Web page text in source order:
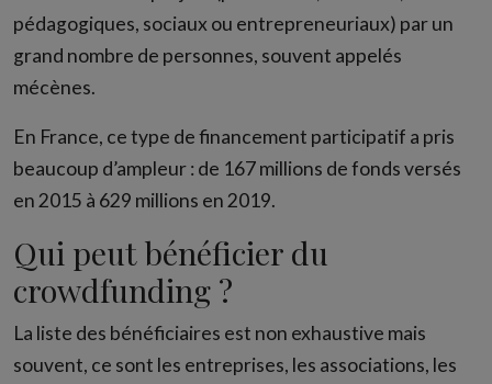
pédagogiques, sociaux ou entrepreneuriaux) par un
grand nombre de personnes, souvent appelés
mécènes.
En France, ce type de financement participatif a pris
beaucoup d’ampleur : de 167 millions de fonds versés
en 2015 à 629 millions en 2019.
Qui peut bénéficier du
crowdfunding ?
La liste des bénéficiaires est non exhaustive mais
souvent, ce sont les entreprises, les associations, les